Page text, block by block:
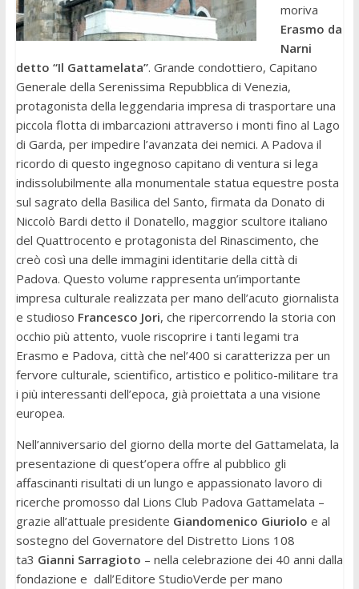
moriva
Erasmo da
Narni
detto “Il Gattamelata”. Grande condottiero, Capitano
Generale della Serenissima Repubblica di Venezia,
protagonista della leggendaria impresa di trasportare una
piccola flotta di imbarcazioni attraverso i monti fino al Lago
di Garda, per impedire l’avanzata dei nemici. A Padova il
ricordo di questo ingegnoso capitano di ventura si lega
indissolubilmente alla monumentale statua equestre posta
sul sagrato della Basilica del Santo, firmata da Donato di
Niccolò Bardi detto il Donatello, maggior scultore italiano
del Quattrocento e protagonista del Rinascimento, che
creò così una delle immagini identitarie della città di
Padova. Questo volume rappresenta un’importante
impresa culturale realizzata per mano dell’acuto giornalista
e studioso Francesco Jori, che ripercorrendo la storia con
occhio più attento, vuole riscoprire i tanti legami tra
Erasmo e Padova, città che nel’400 si caratterizza per un
fervore culturale, scientifico, artistico e politico-militare tra
i più interessanti dell’epoca, già proiettata a una visione
europea.
Nell’anniversario del giorno della morte del Gattamelata, la
presentazione di quest’opera offre al pubblico gli
affascinanti risultati di un lungo e appassionato lavoro di
ricerche promosso dal Lions Club Padova Gattamelata –
grazie all’attuale presidente Giandomenico Giuriolo e al
sostegno del Governatore del Distretto Lions 108
ta3 Gianni Sarragioto – nella celebrazione dei 40 anni dalla
fondazione e dall’Editore StudioVerde per mano